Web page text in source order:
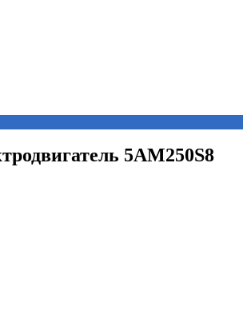
5АМ250S8